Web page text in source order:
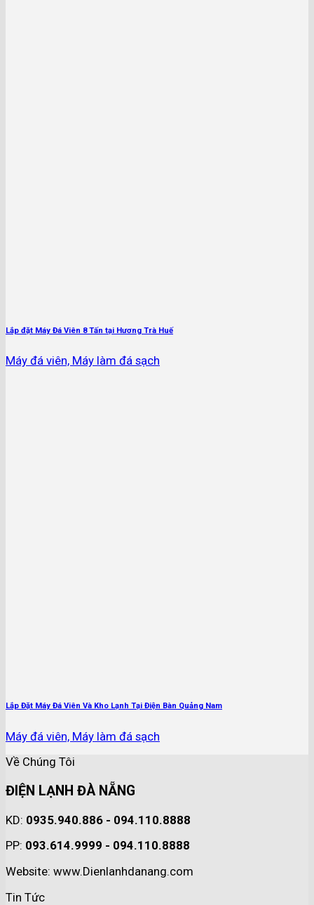
Lắp đặt Máy Đá Viên 8 Tấn tại Hương Trà Huế
Máy đá viên, Máy làm đá sạch
Lắp Đặt Máy Đá Viên Và Kho Lạnh Tại Điện Bàn Quảng Nam
Máy đá viên, Máy làm đá sạch
Về Chúng Tôi
ĐIỆN LẠNH ĐÀ NẴNG
KD: 0935.940.886 - 094.110.8888
PP: 093.614.9999 - 094.110.8888
Website: www.Dienlanhdanang.com
Tin Tức